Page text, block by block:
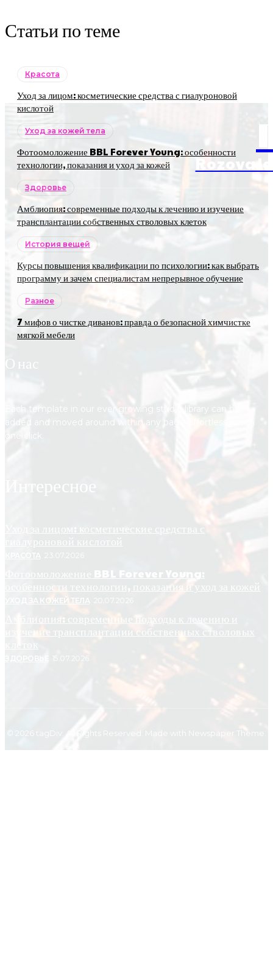
Статьи по теме
Красота
Уход за лицом: косметические средства с гиалуроновой
кислотой
Уход за кожей тела
Фотоомоложение BBL Forever Young: особенности
технологии, показания и уход за кожей
Здоровье
Амблиопия: современные подходы к лечению и изучение
трансплантации собственных стволовых клеток
История вещей
Курсы повышения квалификации по психологии: как выбрать
программу и зачем специалистам непрерывное обучение
Разное
7 мифов о чистке диванов: правда о безопасной химчистке
мягкой мебели
О нас
Each template in our ever growing studio library can be
added and moved around within any page effortlessly with
Интересное
Уход за лицом: косметические средства с
гиалуроновой кислотой
КРАСОТА
Фотоомоложение BBL Forever Young:
особенности технологии, показания и уход за кожей
УХОД ЗА КОЖЕЙ ТЕЛА
Амблиопия: современные подходы к лечению и
изучение трансплантации собственных стволовых
клеток
ЗДОРОВЬЕ
© 2026 tagDiv. All Rights Reserved. Made with Newspaper Theme.